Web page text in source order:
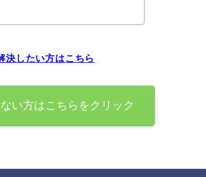
したい方はこちら
い方はこちらをクリック